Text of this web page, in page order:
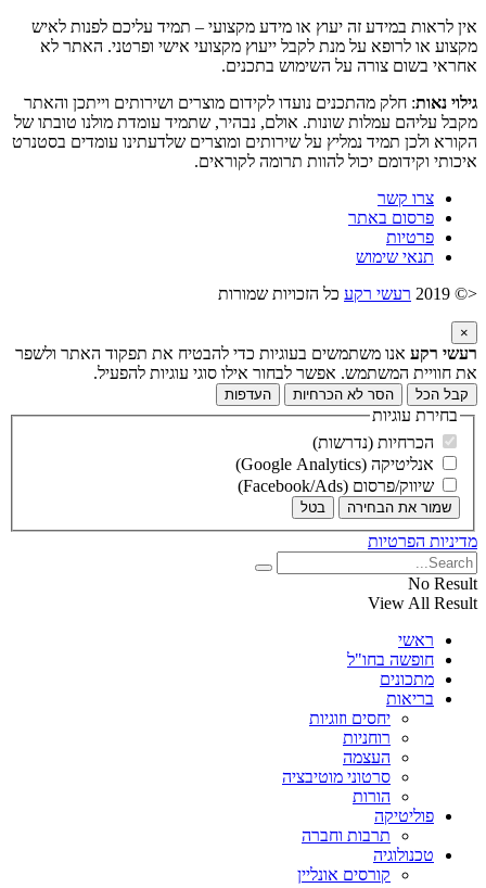
אין לראות במידע זה יעוץ או מידע מקצועי – תמיד עליכם לפנות לאיש
מקצוע או לרופא על מנת לקבל ייעוץ מקצועי אישי ופרטני. האתר לא
אחראי בשום צורה על השימוש בתכנים.
גילוי נאות: חלק מהתכנים נועדו לקידום מוצרים ושירותים וייתכן והאתר
מקבל עליהם עמלות שונות. אולם, נבהיר, שתמיד עומדת מולנו טובתו של
הקורא ולכן תמיד נמליץ על שירותים ומוצרים שלדעתינו עומדים בסטנרט
איכותי וקידומם יכול להוות תרומה לקוראים.
צרו קשר
פרסום באתר
פרטיות
תנאי שימוש
<© 2019
רעשי רקעכל הזכויות שמורות
×
רעשי רקעאנו משתמשים בעוגיות כדי להבטיח את תפקוד האתר ולשפר
את חוויית המשתמש. אפשר לבחור אילו סוגי עוגיות להפעיל.
קבל הכל הסר לא הכרחיות העדפות
בחירת עוגיות
הכרחיות (נדרשות)
אנליטיקה (Google Analytics)
שיווק/פרסום (Facebook/Ads)
שמור את הבחירה בטל
מדיניות הפרטיות
No Result
View All Result
ראשי
חופשה בחו"ל
מתכונים
בריאות
יחסים וזוגיות
רוחניות
העצמה
סרטוני מוטיבציה
הורות
פוליטיקה
תרבות וחברה
טכנולוגיה
קורסים אונליין